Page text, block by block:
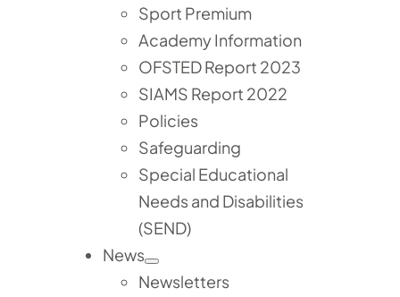
Sport Premium
Academy Information
OFSTED Report 2023
SIAMS Report 2022
Policies
Safeguarding
Special Educational
Needs and Disabilities
(SEND)
News
Newsletters